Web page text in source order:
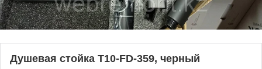
Душевая стойка T10-FD-359, черный